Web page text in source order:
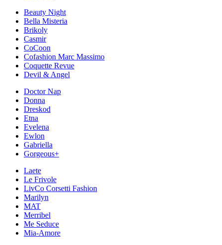
Beauty Night
Bella Misteria
Brikoly
Casmir
CoCoon
Cofashion Marc Massimo
Coquette Revue
Devil & Angel
Doctor Nap
Donna
Dreskod
Etna
Evelena
Ewlon
Gabriella
Gorgeous+
Laete
Le Frivole
LivCo Corsetti Fashion
Marilyn
MAT
Merribel
Me Seduce
Mia-Amore